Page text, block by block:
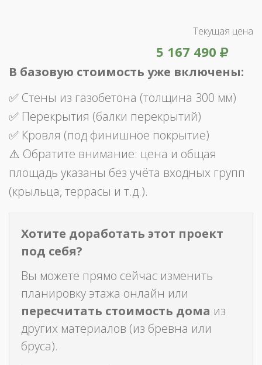
Текущая цена
5 167 490
В базовую стоимость уже включены:
✅ Стены из газобетона (толщина 300 мм)
✅ Перекрытия (балки перекрытий)
✅ Кровля (под финишное покрытие)
⚠️ Обратите внимание: цена и общая
площадь указаны без учёта входных групп
(крыльца, террасы и т.д.).
Хотите доработать этот проект
под себя?
Вы можете прямо сейчас изменить
планировку этажа онлайн или
пересчитать стоимость дома из
других материалов (из бревна или
бруса).